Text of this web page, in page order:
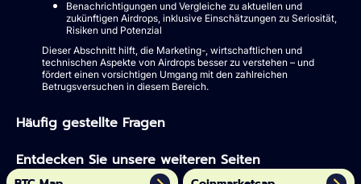
Benachrichtigungen und Vergleiche zu aktuellen und
zukünftigen Airdrops, inklusive Einschätzungen zu Seriosität,
Risiken und Potenzial
Dieser Abschnitt hilft, die Marketing-, wirtschaftlichen und
technischen Aspekte von Airdrops besser zu verstehen – und
fördert einen vorsichtigen Umgang mit den zahlreichen
Betrugsversuchen in diesem Bereich.
Häufig gestellte Fragen
Entdecken Sie unsere weiteren Seiten